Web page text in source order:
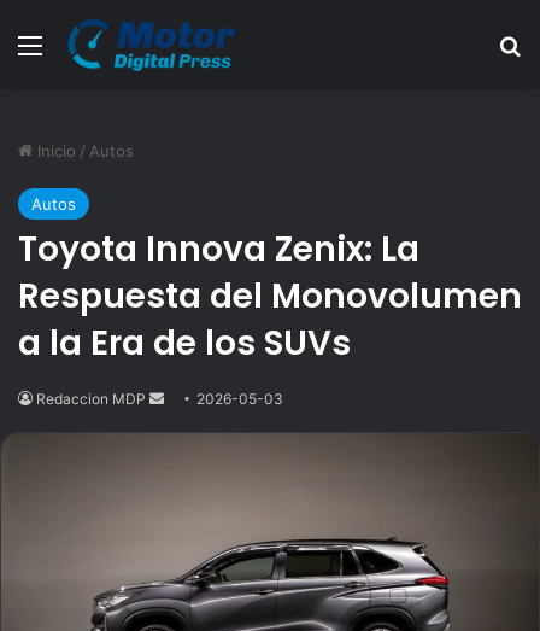
Menú
Inicio / Autos
Autos
Toyota Innova Zenix: La
Respuesta del Monovolumen
a la Era de los SUVs
Redaccion MDP
Send2026-05-03